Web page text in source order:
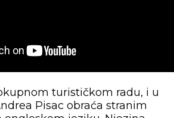
turističkom radu, i u
Pisac obraća stranim